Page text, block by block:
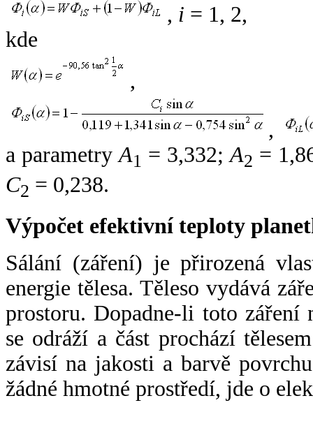
, i = 1, 2,
kde
,
,
a parametryA1 = 3,332;A2 =
C2 = 0,238.
Výpočet efektivní teploty
Sálání (záření) je přirozená
energie tělesa. Těleso vydává
prostoru. Dopadne-li toto záření
se odráží a část prochází
závisí na jakosti a barvě
žádné hmotné prostředí, jde o